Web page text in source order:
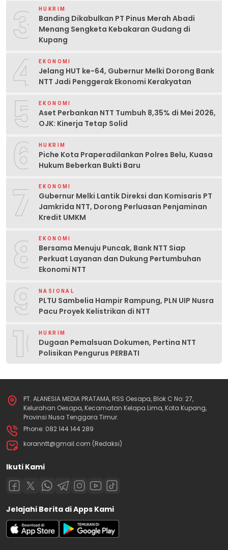
3 HUKRIM
Banding Dikabulkan PT Pinus Merah Abadi
Menang Sengketa Kebakaran Gudang di
Kupang
4 EKONOMI
Jelang HUT ke-64, Gubernur Melki Dorong Bank
NTT Jadi Penggerak Ekonomi Kerakyatan
5 EKONOMI
Aset Perbankan NTT Tumbuh 8,35% di Mei 2026,
OJK: Kinerja Tetap Solid
6 HUKRIM
Piche Kota Praperadilankan Polres Belu, Kuasa
Hukum Beberkan Bukti Baru
7 EKONOMI
Gubernur Melki Lantik Direksi dan Komisaris PT
Jamkrida NTT, Dorong Perluasan Penjaminan
Kredit UMKM
8 EKONOMI
Bersama Menuju Puncak, Bank NTT Siap
Perkuat Layanan dan Dukung Pertumbuhan
Ekonomi NTT
9 NASIONAL
PLTU Sambelia Hampir Rampung, PLN UIP Nusra
Pacu Proyek Kelistrikan di NTT
10HUKRIM
Dugaan Pemalsuan Dokumen, Pertina NTT
Polisikan Pengurus PERBATI
PT. ALANESIA MEDIA PRATAMA, RSS Oesapa, Blok C No: 27,
Kelurahan Oesapa, Kecamatan Kelapa Lima, Kota Kupang,
Provinsi Nusa Tenggara Timur.
Phone: 082 144 144 289
koranntt@gmail.com (Redaksi)
Ikuti Kami
Jelajahi Berita di Apps Kami